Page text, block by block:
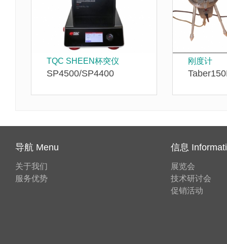
TQC SHEEN杯突仪
SP4500/SP4400
刚度计
导航 Menu
关于我们
服务优势
信息
展览会
技术研讨会
促销活动